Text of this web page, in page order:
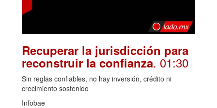
Recuperar la jurisdicción para
reconstruir la confianza. 01:30
Sin reglas confiables, no hay inversión, crédito ni
crecimiento sostenido
Infobae